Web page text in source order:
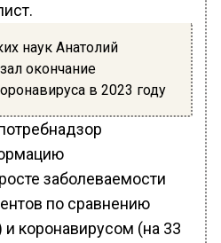
наук Анатолий
окончание
в 2023 году
заболеваемости
по сравнению
коронавирусом (на 33